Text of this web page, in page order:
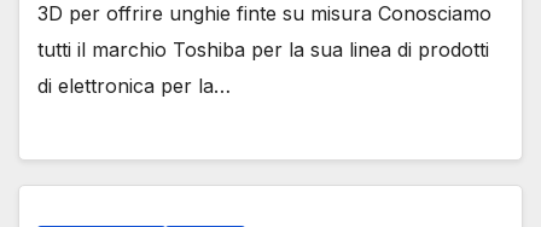
3D per offrire unghie finte su misura Conosciamo
tutti il marchio Toshiba per la sua linea di prodotti
di elettronica per la…